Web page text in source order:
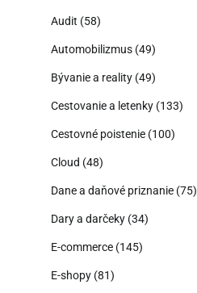
Audit (58)
Automobilizmus (49)
Bývanie a reality (49)
Cestovanie a letenky (133)
Cestovné poistenie (100)
Cloud (48)
Dane a daňové priznanie (75)
Dary a darčeky (34)
E-commerce (145)
E-shopy (81)